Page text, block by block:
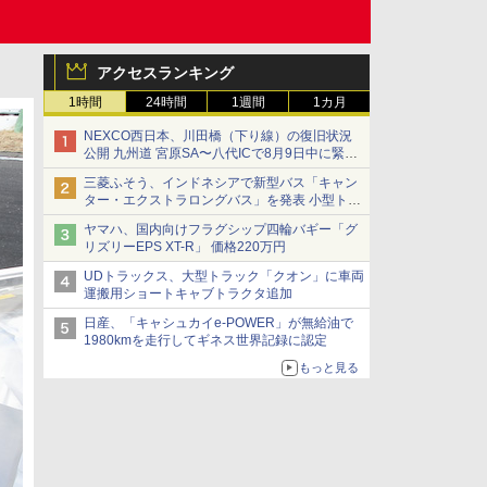
アクセスランキング
1時間 24時間 1週間 1カ月
NEXCO西日本、川田橋（下り線）の復旧状況
公開 九州道 宮原SA〜八代ICで8月9日中に緊急
車両を通行可能に
三菱ふそう、インドネシアで新型バス「キャン
ター・エクストラロングバス」を発表 小型トラ
ックベースの観光・旅客輸送向けバス
ヤマハ、国内向けフラグシップ四輪バギー「グ
リズリーEPS XT-R」 価格220万円
UDトラックス、大型トラック「クオン」に車両
運搬用ショートキャブトラクタ追加
日産、「キャシュカイe-POWER」が無給油で
1980kmを走行してギネス世界記録に認定
もっと見る